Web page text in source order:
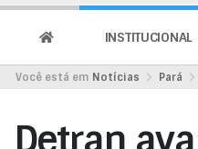
INSTITUCIONAL
Você está em Notícias Pará